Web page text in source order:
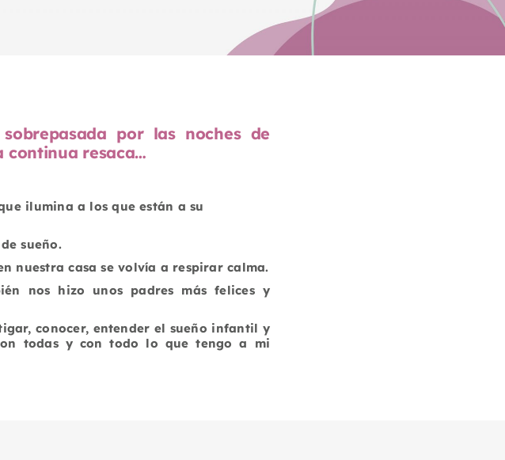
por las noches de
continua resaca…
ilumina a los que están a su
sueño.
nuestra casa se volvía a respirar calma.
nos hizo unos padres más felices y
conocer, entender el sueño infantil y
todas y con todo lo que tengo a mi